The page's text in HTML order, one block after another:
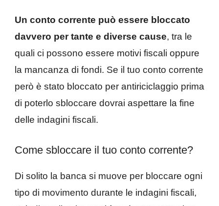
Un conto corrente può essere bloccato
davvero per tante e diverse cause, tra le
quali ci possono essere motivi fiscali oppure
la mancanza di fondi. Se il tuo conto corrente
però è stato bloccato per antiriciclaggio prima
di poterlo sbloccare dovrai aspettare la fine
delle indagini fiscali.
Come sbloccare il tuo conto corrente?
Di solito la banca si muove per bloccare ogni
tipo di movimento durante le indagini fiscali,